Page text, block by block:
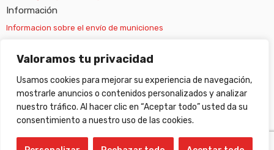
Valoramos tu privacidad
Usamos cookies para mejorar su experiencia de navegación,
mostrarle anuncios o contenidos personalizados y analizar
nuestro tráfico. Al hacer clic en “Aceptar todo” usted da su
consentimiento a nuestro uso de las cookies.
Información
Informacion sobre el envío de municiones
Información sobre el envío de armas
Cambios y devoluciones
Suscripción newsletter